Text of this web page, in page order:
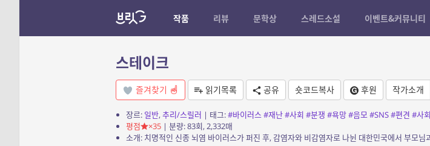
작품 리뷰 문학상 스레드소설 이벤트&커뮤니티
스테이크
즐겨찾기 읽기목록 공유 숏코드복사 후원 작가소개
장르: 일반, 추리/스릴러 | 태그:#바이러스#재난#사회 #분쟁 #욕망#음모#SNS#편견 #사
평점
×35| 분량: 83회, 2,332매